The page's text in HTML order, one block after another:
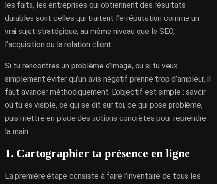
les faits, les entreprises qui obtiennent des résultats
durables sont celles qui traitent l’e-réputation comme un
vrai sujet stratégique, au même niveau que le SEO,
l’acquisition ou la relation client.
Si tu rencontres un problème d’image, ou si tu veux
simplement éviter qu’un avis négatif prenne trop d’ampleur, il
faut avancer méthodiquement. L’objectif est simple : savoir
où tu es visible, ce qui se dit sur toi, ce qui pose problème,
puis mettre en place des actions concrètes pour reprendre
la main.
1. Cartographier ta présence en ligne
La première étape consiste à faire l’inventaire de tous les